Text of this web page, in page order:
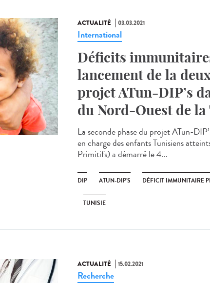
ACTUALITÉ 03.03.2021
International
Déficits
lancement de la
projet ATun-DIP’s
du Nord-Ouest de
La seconde phase du projet ATun-
en charge des enfants Tunisiens
Primitifs) a démarré le 4...
DIP ATUN-DIP’S DÉFICIT IMMUNITAIRE
TUNISIE
ACTUALITÉ 15.02.2021
Recherche